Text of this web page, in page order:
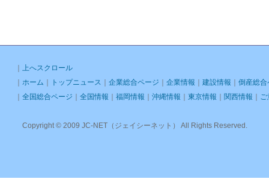
上へスクロール
ホーム トップニュース 企業総合ページ 企業情報 建設情報
倒産総合
全国総合ページ 全国情報 福岡情報 沖縄情報 東京情報 関西情報 ご
Copyright © 2009 JC-NET（ジェイシーネット） All Rights Reserved.